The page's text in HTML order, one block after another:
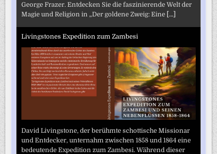
George Frazer. Entdecken Sie die faszinierende Welt der
Magie und Religion in „Der goldene Zweig: Eine [...]
Livingstones Expedition zum Zambesi
David Livingstone, der berühmte schottische Missionar
und Entdecker, unternahm zwischen 1858 und 1864 eine
bedeutende Expedition zum Zambesi. Während dieser